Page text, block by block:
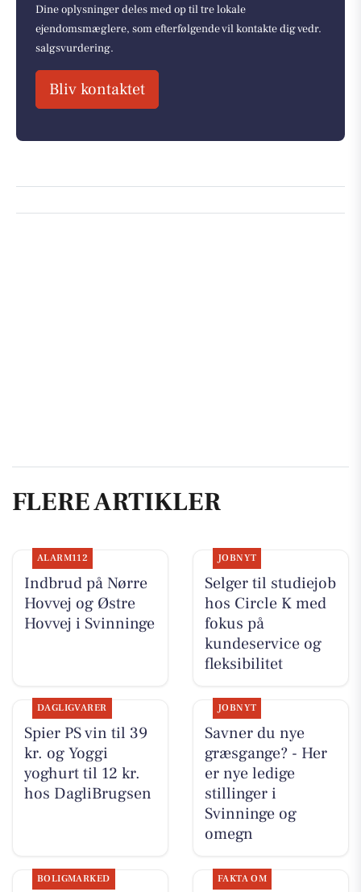
Dine oplysninger deles med op til tre lokale
ejendomsmæglere, som efterfølgende vil kontakte dig vedr.
salgsvurdering.
Bliv kontaktet
FLERE ARTIKLER
ALARM112
Indbrud på Nørre
Hovvej og Østre
Hovvej i Svinninge
JOBNYT
Selger til studiejob
hos Circle K med
fokus på
kundeservice og
fleksibilitet
DAGLIGVARER
Spier PS vin til 39
kr. og Yoggi
yoghurt til 12 kr.
hos DagliBrugsen
JOBNYT
Savner du nye
græsgange? - Her
er nye ledige
stillinger i
Svinninge og
omegn
BOLIGMARKED FAKTA OM